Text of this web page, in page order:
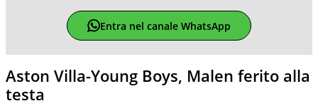
Entra nel canale WhatsApp
Aston Villa-Young Boys, Malen ferito alla
testa